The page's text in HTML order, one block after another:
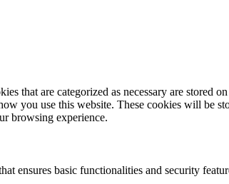
that are categorized as necessary are stored
you use this website. These cookies will be
browsing experience.
ensures basic functionalities and security